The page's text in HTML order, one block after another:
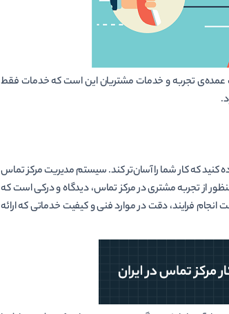
عمده‌ی تجربه و خدمات مشتریان این است که خدمات فقط
کنید که کار شما را آسان‌تر کند. سیستم مدیریت مرکز تماس
از تجربه مشتری در مرکز تماس، دیدگاه و درکی است که
فرایند، دقت در موارد فنی و کیفیت خدماتی که ارائه